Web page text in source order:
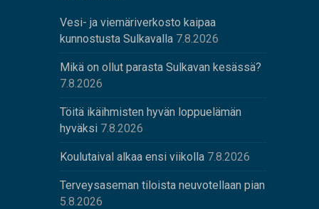
Vesi- ja viemäriverkosto kaipaa
kunnostusta Sulkavalla 7.8.2026
Mikä on ollut parasta Sulkavan kesässä?
7.8.2026
Töitä ikäihmisten hyvän loppuelämän
hyväksi 7.8.2026
Koulutaival alkaa ensi viikolla 7.8.2026
Terveysaseman tiloista neuvotellaan pian
5.8.2026